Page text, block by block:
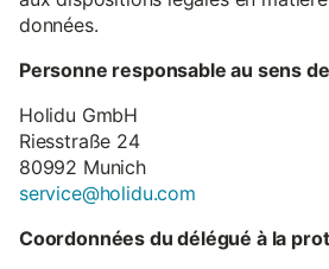
données.
Personne responsable au sens de
Holidu GmbH
Riesstraße 24
80992 Munich
service@holidu.com
Coordonnées du délégué à la